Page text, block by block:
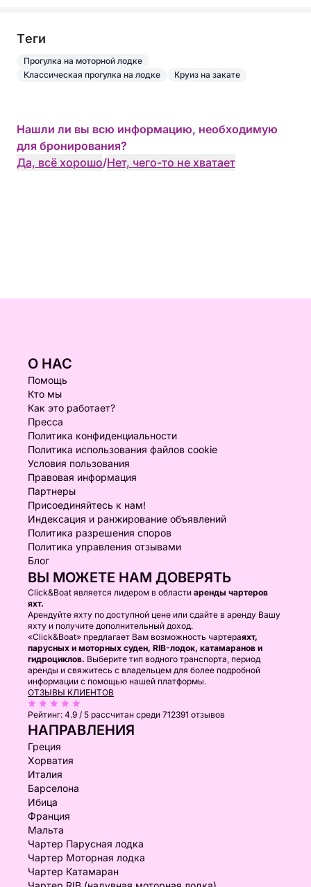
Tеги
Прогулка на моторной лодке
Классическая прогулка на лодке
Круиз на закате
Нашли ли вы всю информацию, необходимую
для бронирования?
Да, всё хорошо/Нет, чего-то не хватает
О НАС
Помощь
Кто мы
Как это работает?
Пресса
Политика конфиденциальности
Политика использования файлов cookie
Условия пользования
Правовая информация
Партнеры
Присоединяйтесь к нам!
Индексация и ранжирование объявлений
Политика разрешения споров
Политика управления отзывами
Блог
ВЫ МОЖЕТЕ НАМ ДОВЕРЯТЬ
Click&Boat является лидером в области аренды чартеров
яхт.
Арендуйте яхту по доступной цене или сдайте в аренду Вашу
яхту и получите дополнительный доход.
«Click&Boat» предлагает Вам возможность чартераяхт,
парусных и моторных суден, RIB-лодок, катамаранов и
гидроциклов. Выберите тип водного транспорта, период
аренды и свяжитесь с владельцем для более подробной
информации с помощью нашей платформы.
ОТЗЫВЫ КЛИЕНТОВ
Рейтинг: 4.9 / 5 рассчитан среди 712391 отзывов
НАПРАВЛЕНИЯ
Греция
Хорватия
Италия
Барселона
Ибица
Франция
Мальта
Чартер Парусная лодка
Чартер Моторная лодка
Чартер Катамаран